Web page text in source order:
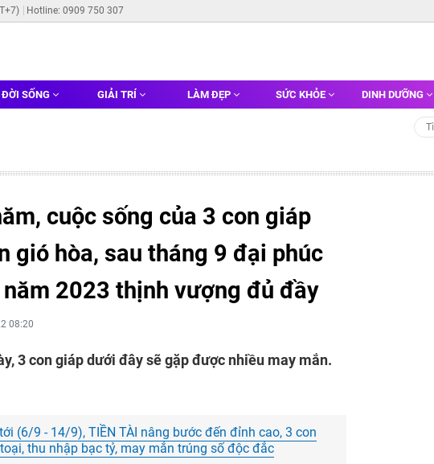
Hotline: 0909 750 307
ĐỜI SỐNG GIẢI TRÍ LÀM ĐẸP SỨC KHỎE DINH DƯỠNG
cuộc sống của 3 con giáp
gió hòa, sau tháng 9 đại phúc
2023 thịnh vượng đủ đầy
08:20
3 con giáp dưới đây sẽ gặp được nhiều may mắn.
(6/9 - 14/9), TIỀN TÀI nâng bước đến đỉnh cao, 3 con
thu nhập bạc tỷ, may mắn trúng số độc đắc